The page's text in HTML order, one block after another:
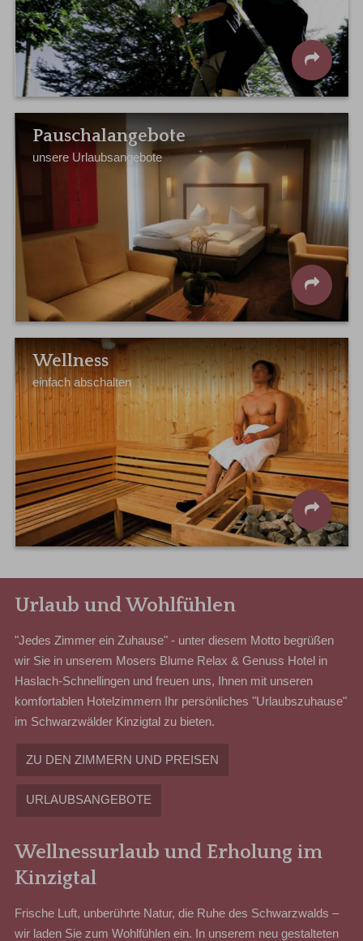
Pauschalangebote
unsere Urlaubsangebote
Wellness
einfach abschalten
Urlaub und Wohlfühlen
"Jedes Zimmer ein Zuhause" - unter diesem Motto begrüßen
wir Sie in unserem Mosers Blume Relax & Genuss Hotel in
Haslach-Schnellingen und freuen uns, Ihnen mit unseren
komfortablen Hotelzimmern Ihr persönliches "Urlaubszuhause"
im Schwarzwälder Kinzigtal zu bieten.
ZU DEN ZIMMERN UND PREISEN
URLAUBSANGEBOTE
Wellnessurlaub und Erholung im
Kinzigtal
Frische Luft, unberührte Natur, die Ruhe des Schwarzwalds –
wir laden Sie zum Wohlfühlen ein. In unserem neu gestalteten